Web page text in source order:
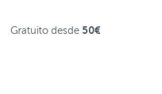
Gratuito desde 50€